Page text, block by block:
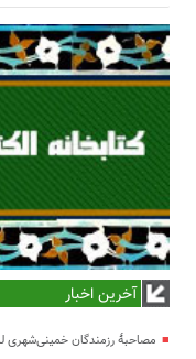
آخرین اخبار
مصاحبۀ رزمندگان خمینی‌شهری لشکر8 در